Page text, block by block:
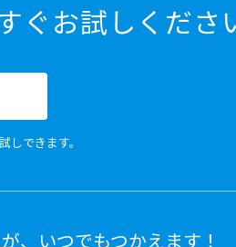
ぐお試しくださ
しできます。
、いつでもつかえます！